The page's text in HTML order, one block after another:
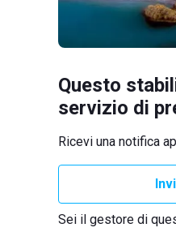
Questo
servizio di
Ricevi una notifica
Sei il gestore di